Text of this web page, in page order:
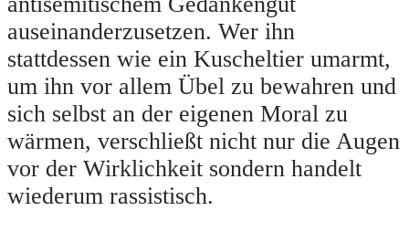
auseinanderzusetzen. Wer ihn
stattdessen wie ein Kuscheltier umarmt,
um ihn vor allem Übel zu bewahren und
sich selbst an der eigenen Moral zu
wärmen, verschließt nicht nur die Augen
vor der Wirklichkeit sondern handelt
wiederum rassistisch.